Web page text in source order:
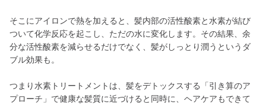
そこにアイロンで熱を加えると、髪内部の活性酸素と水素が結び
ついて化学反応を起こし、ただの水に変化します。その結果、余
分な活性酸素を減らせるだけでなく、髪がしっとり潤うというダ
ブル効果も。
つまり水素トリートメントは、髪をデトックスする「引き算のア
プローチ」で健康な髪質に近づけると同時に、ヘアケアもできて